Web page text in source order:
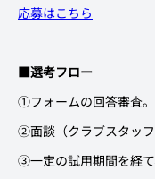
応募はこちら
■選考フロー
①フォームの回答審査。
②面談（クラブスタッフ
③一定の試用期間を経